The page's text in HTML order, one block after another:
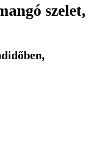
szelet,